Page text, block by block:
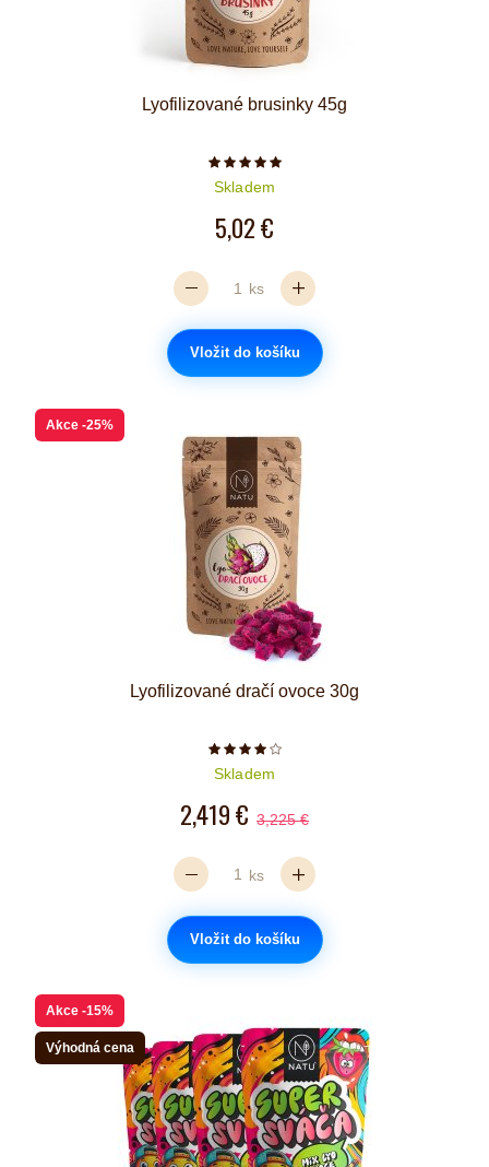
Lyofilizované brusinky 45g
Počet hvězdiček je 5 z 5
Skladem
5,02 €
ks
Vložit do košíku
Akce -25%
Lyofilizované dračí ovoce 30g
Počet hvězdiček je 4 z 5
Skladem
2,419 € 3,225 €
ks
Vložit do košíku
Akce -15%
Výhodná cena